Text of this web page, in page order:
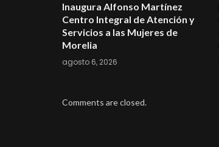
Inaugura Alfonso Martínez
Centro Integral de Atención y
Servicios a las Mujeres de
Morelia
agosto 6, 2026
Comments are closed.